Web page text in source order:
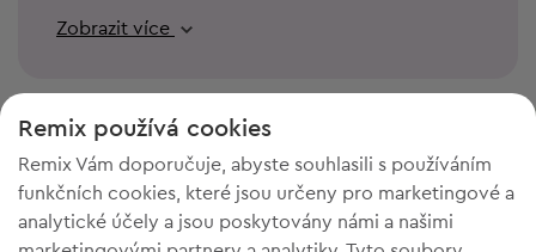
Zobrazit více
Remix používá cookies
Remix Vám doporučuje, abyste souhlasili s používáním
funkčních cookies, které jsou určeny pro marketingové a
analytické účely a jsou poskytovány námi a našimi